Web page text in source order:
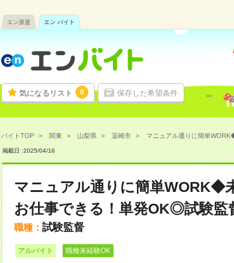
エン派遣 エン バイト
気になるリスト 0 保存した希望条件
バイトTOP 関東 山梨県 韮崎市 マニュアル通りに簡単
掲載日 :2025/04/16
マニュアル通りに簡単WORK◆
お仕事できる！単発OK◎試験監
職種： 試験監督
アルバイト 職種未経験OK